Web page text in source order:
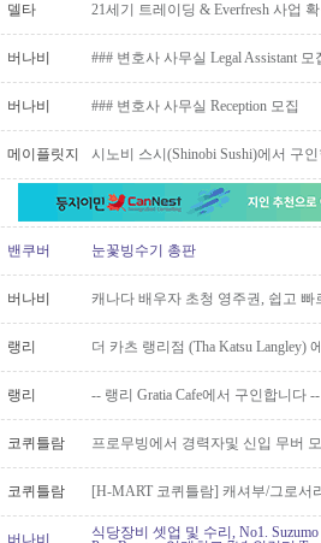
델타 21세기 트레이딩 & Everfresh 사업
버나비 ### 변호사 사무실 Legal Assistant 모
버나비 ### 변호사 사무실 Reception 모집
메이플릿지 시노비 스시(Shinobi Sushi)에서 구
밴쿠버 눈꽃빙수기 총판
버나비 캐나다 배우자 초청 영주권, 쉽고 빠
랭리 더 카츠 랭리점 (Tha Katsu Langley)
랭리 -- 랭리 Gratia Cafe에서 구인합니다 --
코퀴틀람 프로무빙에서 경력자및 신입 무버
코퀴틀람 [H-MART 코퀴틀람] 캐셔부/그로서
버나비
식당장비 셋업 및 수리, No1.